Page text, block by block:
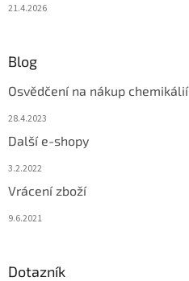
21.4.2026
Blog
Osvědčení na nákup chemikálií
28.4.2023
Další e-shopy
3.2.2022
Vrácení zboží
9.6.2021
Dotazník